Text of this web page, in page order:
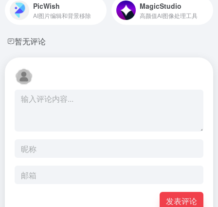
PicWish
AI图片编辑和背景移除
MagicStudio
高颜值AI图像处理工具
暂无评论
发表评论